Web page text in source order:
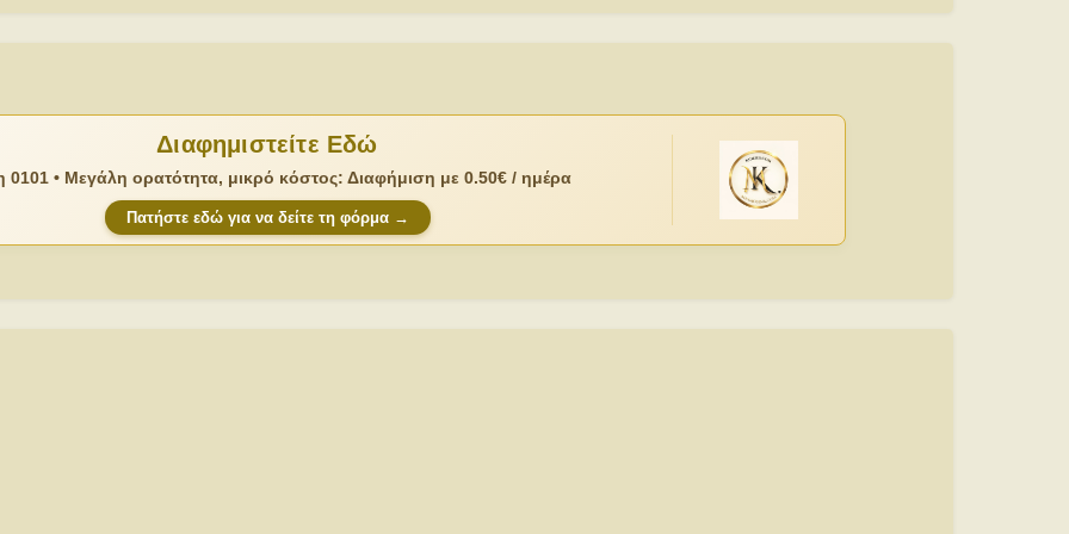
Διαφημιστείτε Εδώ
0101 • Μεγάλη ορατότητα, μικρό κόστος: Διαφήμιση με 0.50€ / ημέρα
Πατήστε εδώ για να δείτε τη φόρμα →